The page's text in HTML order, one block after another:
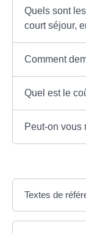
Quels sont
court séjour,
Comment
Quel est le
Peut-on vous
Textes de